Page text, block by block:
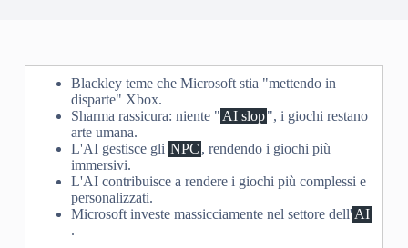
Blackley teme che Microsoft stia "mettendo in
disparte" Xbox.
Sharma rassicura: niente " AI slop", i giochi restano
arte umana.
L'AI gestisce gli NPC , rendendo i giochi più
immersivi.
L'AI contribuisce a rendere i giochi più complessi e
personalizzati.
Microsoft investe massicciamente nel settore dell'AI
.